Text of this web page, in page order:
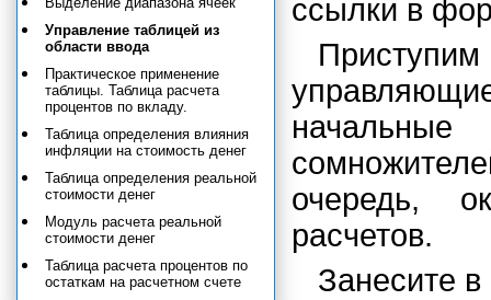
ссылки в
очередь,
расчетов.
Занесите
Управление таблицей из
области ввода
Практическое применение
таблицы. Таблица расчета
процентов по вкладу.
Таблица определения влияния
инфляции на стоимость денег
Таблица определения реальной
стоимости денег
Модуль расчета реальной
стоимости денег
Таблица расчета процентов по
остаткам на расчетном счете